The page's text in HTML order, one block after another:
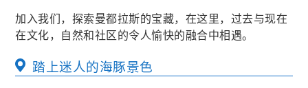
加入我们，探索曼都拉斯的宝藏，在这里，过去与现在
在文化，自然和社区的令人愉快的融合中相遇。
踏上迷人的海豚景色